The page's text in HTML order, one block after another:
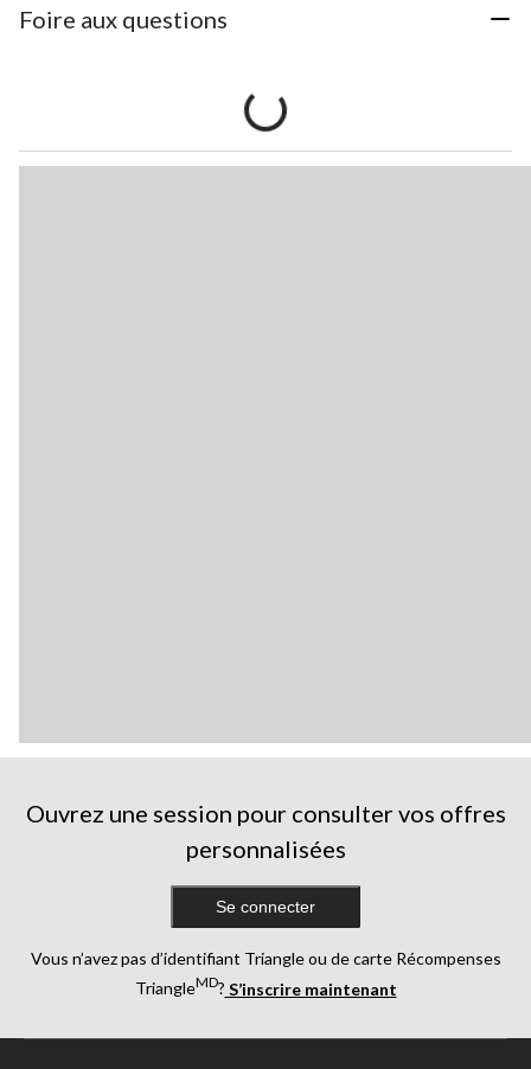
Foire aux questions
Ouvrez une session pour consulter vos offres
personnalisées
Se connecter
Vous n’avez pas d’identifiant Triangle ou de carte Récompenses
TriangleMD? S’inscrire maintenant